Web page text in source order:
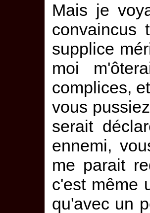
Mais je
supplice
moi
complices,
vous
serait
ennemi,
me parait
c'est même
qu'avec un